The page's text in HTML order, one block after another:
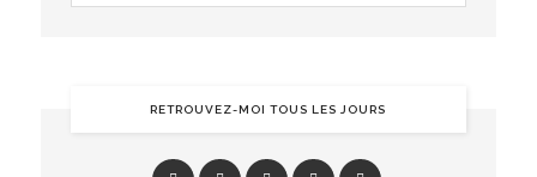
RETROUVEZ-MOI TOUS LES JOURS